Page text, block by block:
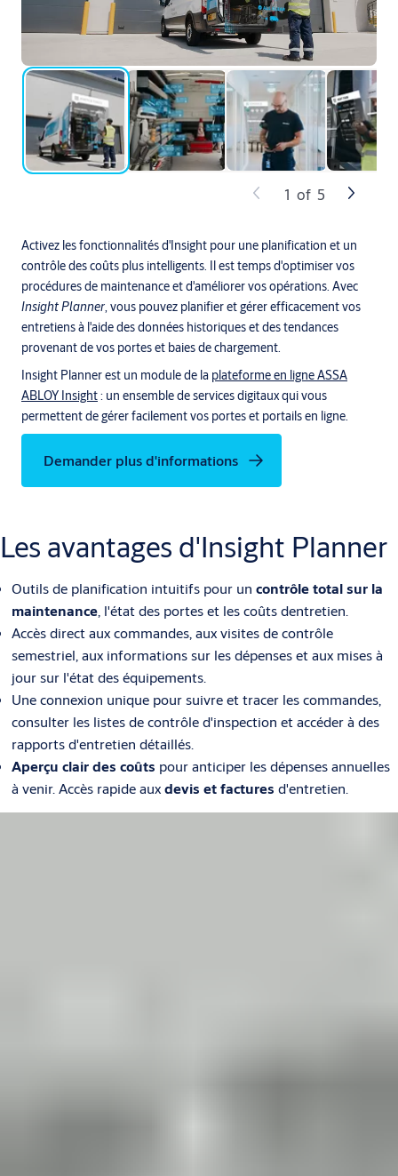
Activez les fonctionnalités d'Insight pour une planification et un
contrôle des coûts plus intelligents. Il est temps d'optimiser vos
procédures de maintenance et d'améliorer vos opérations. Avec
Insight Planner, vous pouvez planifier et gérer efficacement vos
entretiens à l'aide des données historiques et des tendances
provenant de vos portes et baies de chargement.
Insight Planner est un module de la plateforme en ligne ASSA
ABLOY Insight: un ensemble de services digitaux qui vous
permettent de gérer facilement vos portes et portails en ligne.
Demander plus d'informations
1 of 5
Les avantages d'Insight Planner
Outils de planification intuitifs pour un contrôle total sur la
maintenance, l'état des portes et les coûts dentretien.
Accès direct aux commandes, aux visites de contrôle
semestriel, aux informations sur les dépenses et aux mises à
jour sur l'état des équipements.
Une connexion unique pour suivre et tracer les commandes,
consulter les listes de contrôle d'inspection et accéder à des
rapports d'entretien détaillés.
Aperçu clair des coûts pour anticiper les dépenses annuelles
à venir. Accès rapide auxdevis et factures d'entretien.